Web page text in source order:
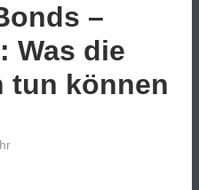
–
Was die
tun können